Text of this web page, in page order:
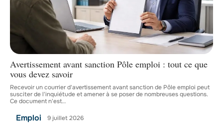
Avertissement avant sanction Pôle emploi : tout ce que
vous devez savoir
Recevoir un courrier d'avertissement avant sanction de Pôle emploi peut
susciter de l'inquiétude et amener à se poser de nombreuses questions.
Ce document n'est…
Emploi 9 juillet 2026